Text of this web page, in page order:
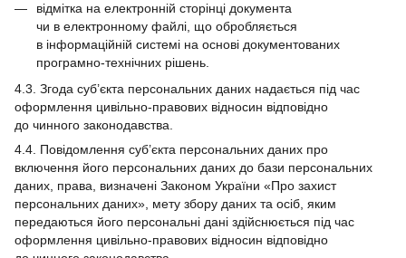
відмітка на електронній сторінці документа
чи в електронному файлі, що обробляється
в інформаційній системі на основі документованих
програмно-технічних рішень.
4.3. Згода суб’єкта персональних даних надається під час
оформлення цивільно-правових відносин відповідно
до чинного законодавства.
4.4. Повідомлення суб’єкта персональних даних про
включення його персональних даних до бази персональних
даних, права, визначені Законом України «Про захист
персональних даних», мету збору даних та осіб, яким
передаються його персональні дані здійснюється під час
оформлення цивільно-правових відносин відповідно